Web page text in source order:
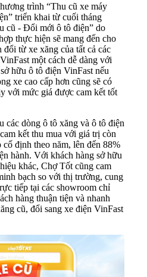
trình “Thu cũ xe máy
triển khai từ cuối tháng
cũ - Đổi mới ô tô điện” do
thực hiện sẽ mang đến cho
từ xe xăng của tất cả các
một cách dễ dàng với
hữu ô tô điện VinFast nếu
xe cao cấp hơn cũng sẽ có
với mức giá được cam kết tốt
các dòng ô tô xăng và ô tô điện
kết thu mua với giá trị còn
định theo năm, lên đến 88%
hành. Với khách hàng sở hữu
khác, Chợ Tốt cũng cam
bạch so với thị trường, cung
tiếp tại các showroom chỉ
hàng thuận tiện và nhanh
cũ, đổi sang xe điện VinFast